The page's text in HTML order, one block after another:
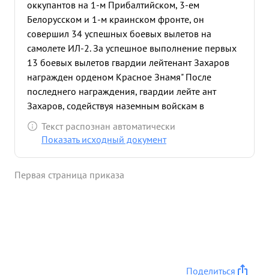
оккупантов на 1-м Прибалтийском, 3-ем
Белорусском и 1-м краинском фронте, он
совершил 34 успешных боевых вылетов на
самолете ИЛ-2. За успешное выполнение первых
13 боевых вылетов гвардии лейтенант Захаров
награжден орденом Красное Знамя" После
последнего награждения, гвардии лейте ант
Захаров, содействуя наземным войскам в
Белорусского и 1 Украинского фронтов в
успешном проведении наступательных операций,
бомбометанием и пулеметно-пушечным огнем, он
Текст распознан автоматически
Показать исходный документ
Первая страница приказа
Поделиться